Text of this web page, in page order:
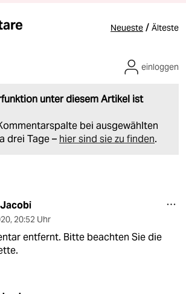
Neueste / Älteste
unter diesem Artikel ist
bei ausgewählten
drei Tage – hier sind sie zu finden.
einloggen
, 20:52 Uhr
entfernt. Bitte beachten Sie die